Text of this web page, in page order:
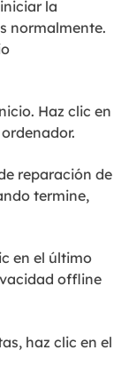
la
normalmente.
Haz clic en
reparación de
termine,
en el último
offline
haz clic en el